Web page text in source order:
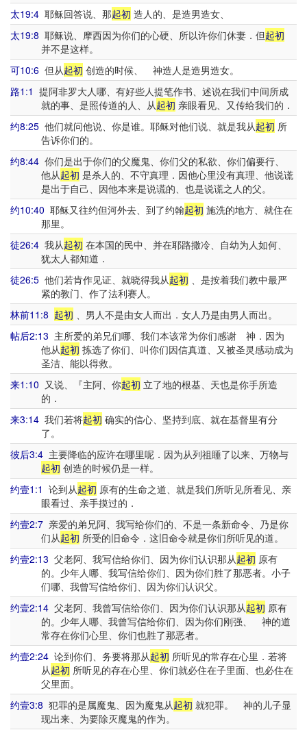
太19:4 耶稣回答说、那起初 造人的、是造男造女、
太19:8 耶稣说、摩西因为你们的心硬、所以许你们休妻．但起初
并不是这样。
可10:6 但从起初 创造的时候、 神造人是造男造女。
路1:1 提阿非罗大人哪、有好些人提笔作书、述说在我们中间所成
就的事、是照传道的人、从起初 亲眼看见、又传给我们的．
约8:25 他们就问他说、你是谁。耶稣对他们说、就是我从起初 所
告诉你们的。
约8:44 你们是出于你们的父魔鬼、你们父的私欲、你们偏要行、
他从起初 是杀人的、不守真理．因他心里没有真理、他说谎
是出于自己、因他本来是说谎的、也是说谎之人的父。
约10:40 耶稣又往约但河外去、到了约翰起初 施洗的地方、就住在
那里。
徒26:4 我从起初 在本国的民中、并在耶路撒冷、自幼为人如何、
犹太人都知道．
徒26:5 他们若肯作见证、就晓得我从起初 、是按着我们教中最严
紧的教门、作了法利赛人。
林前11:8 起初 、男人不是由女人而出．女人乃是由男人而出。
帖后2:13 主所爱的弟兄们哪、我们本该常为你们感谢 神．因为
他从起初 拣选了你们、叫你们因信真道、又被圣灵感动成为
圣洁、能以得救。
来1:10 又说、『主阿、你起初 立了地的根基、天也是你手所造
的．
来3:14 我们若将起初 确实的信心、坚持到底、就在基督里有分
了。
彼后3:4 主要降临的应许在哪里呢．因为从列祖睡了以来、万物与
起初 创造的时候仍是一样。
约壹1:1 论到从起初 原有的生命之道、就是我们所听见所看见、亲
眼看过、亲手摸过的．
约壹2:7 亲爱的弟兄阿、我写给你们的、不是一条新命令、乃是你
们从起初 所受的旧命令．这旧命令就是你们所听见的道。
约壹2:13 父老阿、我写信给你们、因为你们认识那从起初 原有
的。少年人哪、我写信给你们、因为你们胜了那恶者。小子
们哪、我曾写信给你们、因为你们认识父。
约壹2:14 父老阿、我曾写信给你们、因为你们认识那从起初 原有
的。少年人哪、我曾写信给你们、因为你们刚强、 神的道
常存在你们心里、你们也胜了那恶者。
约壹2:24 论到你们、务要将那从起初 所听见的常存在心里．若将
从起初 所听见的存在心里、你们就必住在子里面、也必住在
父里面。
约壹3:8 犯罪的是属魔鬼、因为魔鬼从起初 就犯罪。 神的儿子显
现出来、为要除灭魔鬼的作为。